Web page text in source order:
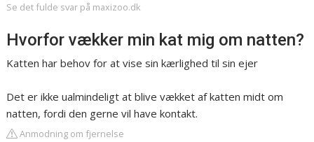
Se det fulde svar på maxizoo.dk
Hvorfor vækker min kat mig om natten?
Katten har behov for at vise sin kærlighed til sin ejer
Det er ikke ualmindeligt at blive vækket af katten midt om
natten, fordi den gerne vil have kontakt.
Anmodning om fjernelse